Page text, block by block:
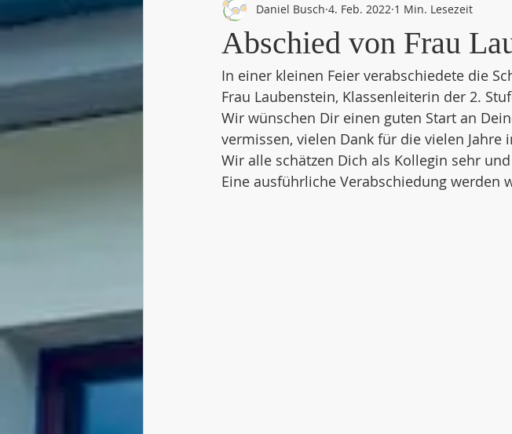
Abschied von Frau
Daniel Busch 4. Feb. 2022 1 Min. Lesezeit
In einer kleinen Feier verabschiedete die
Frau Laubenstein, Klassenleiterin der 2.
Wir wünschen Dir einen guten Start an
vermissen, vielen Dank für die vielen Jahre
Wir alle schätzen Dich als Kollegin sehr
Eine ausführliche Verabschiedung werden